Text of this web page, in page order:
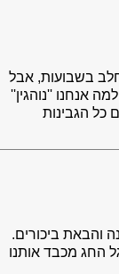
בשבועות, אבל
אנחנו ''נוהגין''
כל הגבינות
והבאת ביכורים.
החג מכבד אותנו